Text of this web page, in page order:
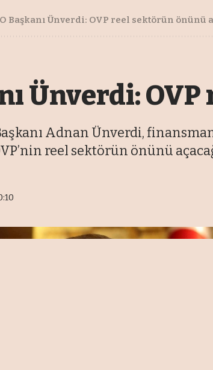
Başkanı Ünverdi: OVP reel sektörün önünü
Ünverdi:
Adnan Ünverdi,
reel sektörün önünü